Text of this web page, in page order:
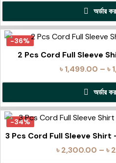
অর্ডার
-36%
2 Pcs Cord Full Sleeve
৳1,499.00 – ৳
অর্ডার
-34%
3 Pcs Cord Full Sleeve
৳2,300.00 – ৳